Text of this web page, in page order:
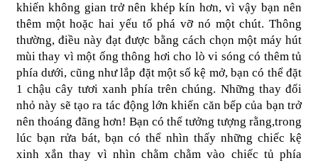
khiến không gian trở nên khép kín hơn, vì vậy bạn nên
thêm một hoặc hai yếu tố phá vỡ nó một chút. Thông
thường, điều này đạt được bằng cách chọn một máy hút
mùi thay vì một ống thông hơi cho lò vi sóng có thêm tủ
phía dưới, cũng như lắp đặt một số kệ mở, bạn có thể đặt
1 chậu cây tươi xanh phía trên chúng. Những thay đổi
nhỏ này sẽ tạo ra tác động lớn khiến căn bếp của bạn trở
nên thoáng đãng hơn! Bạn có thể tưởng tượng rằng,trong
lúc bạn rửa bát, bạn có thể nhìn thấy những chiếc kệ
xinh xắn thay vì nhìn chằm chằm vào chiếc tủ phía